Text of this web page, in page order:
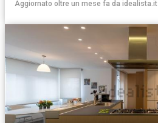
Aggiornato oltre un mese fa da idealista.it